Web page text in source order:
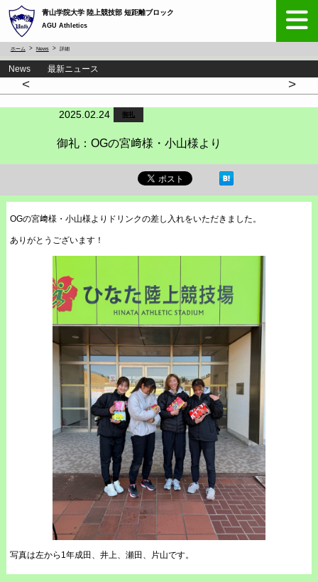
青山学院大学 陸上競技部 短距離ブロック
AGU Athletics
ホーム News 詳細
News 最新ニュース
< >
2025.02.24 御礼
御礼：OGの宮﨑様・小山様より
OGの宮﨑様・小山様よりドリンクの差し入れをいただきました。
ありがとうございます！
写真は左から1年成田、井上、瀬田、片山です。